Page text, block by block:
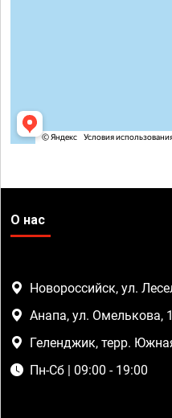
О нас
Новороссийск, ул.
Анапа, ул. Омелькова,
Геленджик, терр.
Пн-Сб | 09:00 - 19:00